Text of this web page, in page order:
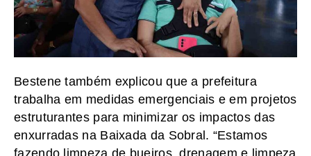
Bestene também explicou que a prefeitura
trabalha em medidas emergenciais e em projetos
estruturantes para minimizar os impactos das
enxurradas na Baixada da Sobral. “Estamos
fazendo limpeza de bueiros, drenagem e limpeza